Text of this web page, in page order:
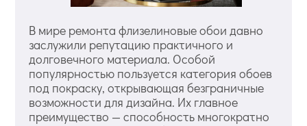
В мире ремонта флизелиновые обои давно
заслужили репутацию практичного и
долговечного материала. Особой
популярностью пользуется категория обоев
под покраску, открывающая безграничные
возможности для дизайна. Их главное
преимущество — способность многократно